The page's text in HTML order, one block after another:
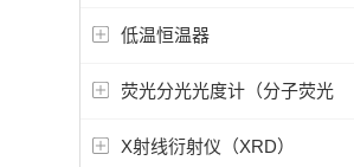
低温恒温器
荧光分光光度计（分子荧光
X射线衍射仪（XRD）